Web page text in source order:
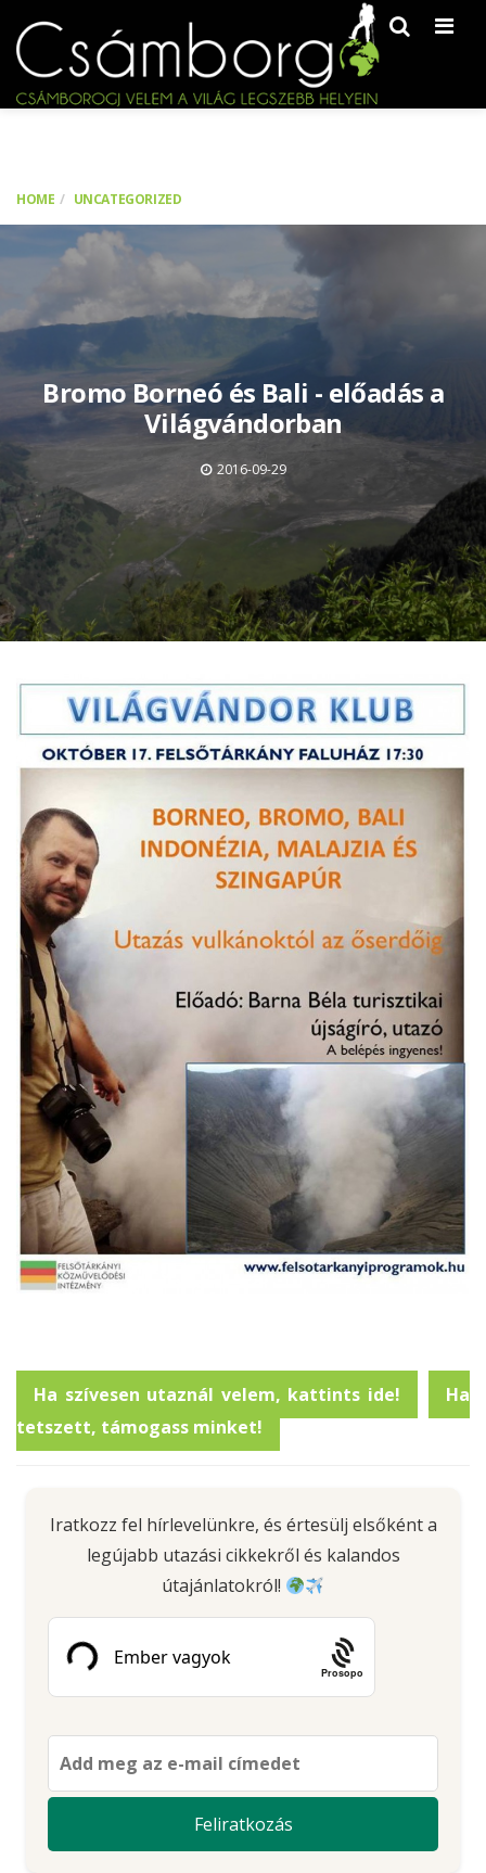
HOME UNCATEGORIZED
Bromo Borneó és Bali - előadás a
Világvándorban
2016-09-29
Ha szívesen utaznál velem, kattints ide!
Ha
tetszett, támogass minket!
Iratkozz fel hírlevelünkre, és értesülj elsőként a
legújabb utazási cikkekről és kalandos
útajánlatokról!
Prosopo